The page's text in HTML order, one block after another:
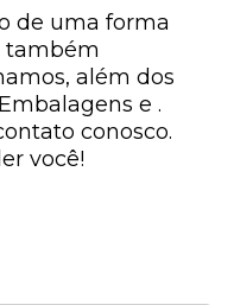
de uma forma
também
além dos
e .
conosco.
você!